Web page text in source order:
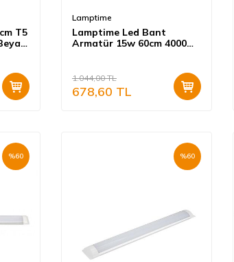
T5
Lamptime
Lamptime Led Bant
Armatür 15w 60cm 4000
1.044,00TL
678,60 TL
%60 %60